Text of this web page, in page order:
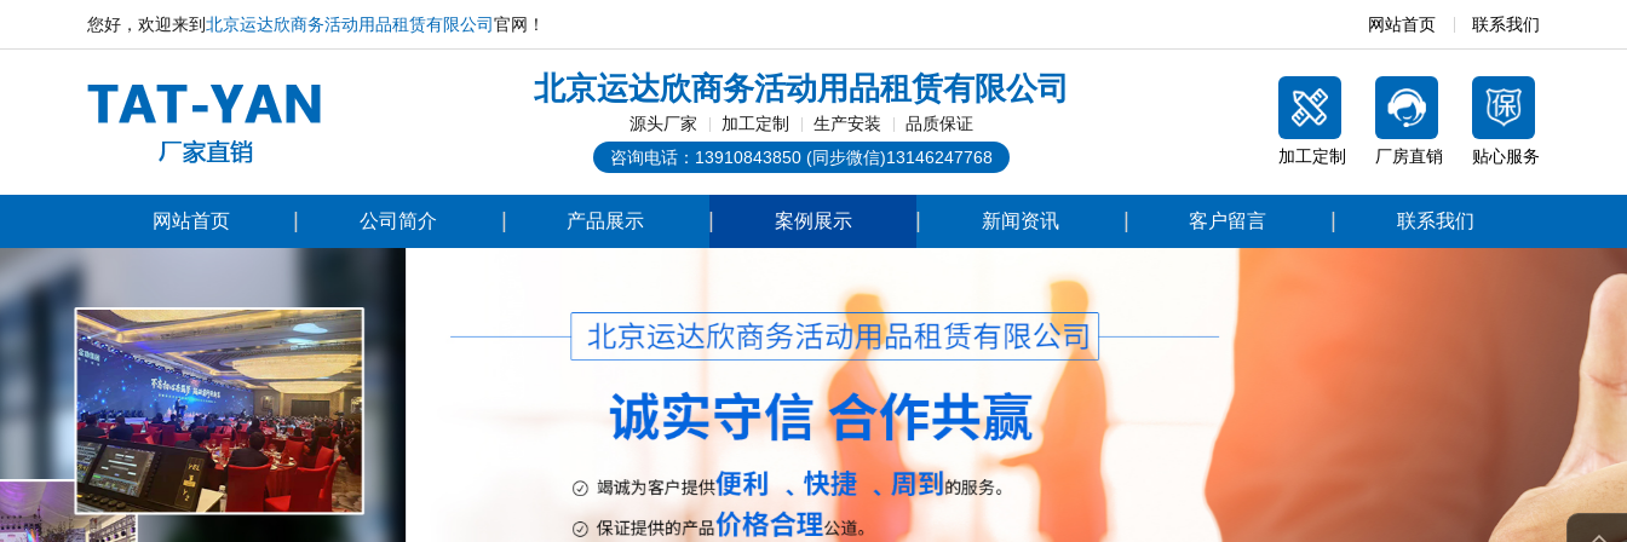
您好，欢迎来到北京运达欣商务活动用品租赁有限公司官网！ 网站首页 联系我们
北京运达欣商务活动用品租赁有限公司
源头厂家 加工定制 生产安装
品质保证
咨询电话：13910843850 (同步微信)13146247768
加工定制 厂房直销 贴心服务
网站首页 公司简介 产品展示 案例展示 新闻资讯 客户留言 联系我们